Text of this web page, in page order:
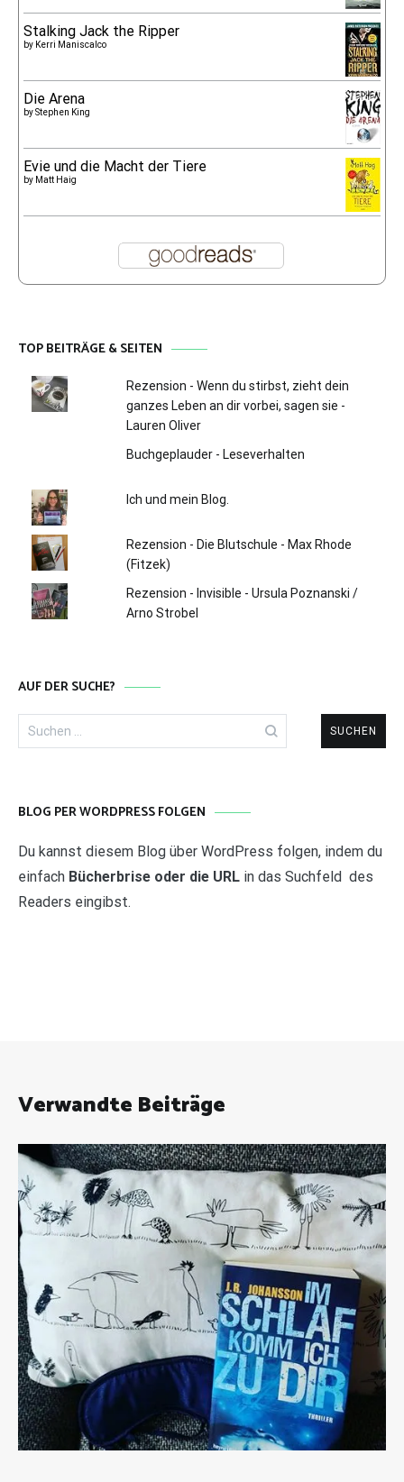
Stalking Jack the Ripper
by Kerri Maniscalco
Die Arena
byStephen King
Evie und die Macht der Tiere
by Matt Haig
TOP BEITRÄGE & SEITEN
Rezension - Wenn du stirbst, zieht dein
ganzes Leben an dir vorbei, sagen sie -
Lauren Oliver
Buchgeplauder - Leseverhalten
Ich und mein Blog.
Rezension - Die Blutschule - Max Rhode
(Fitzek)
Rezension - Invisible - Ursula Poznanski /
Arno Strobel
AUF DER SUCHE?
Suchen
nach:
BLOG PER WORDPRESS FOLGEN
Du kannst diesem Blog über WordPress folgen, indem du
einfach Bücherbrise oder die URL in das Suchfeld des
Readers eingibst.
Verwandte Beiträge